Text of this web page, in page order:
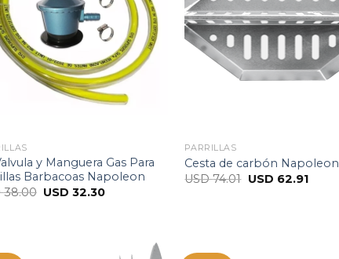
y Manguera Gas Para
Barbacoas Napoleon
38.00 USD32.30
PARRILLAS
Cesta de carbón Napoleon
USD74.01 USD 62.91